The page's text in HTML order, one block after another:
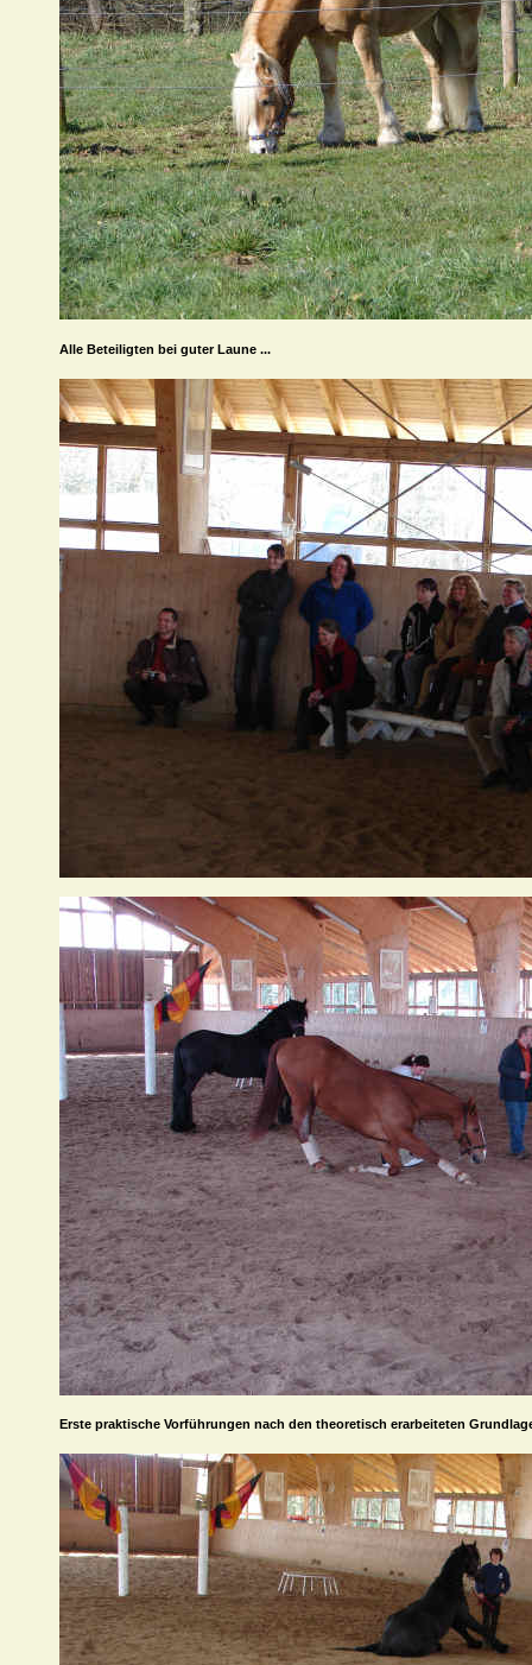
Alle Beteiligten bei guter Laune ...
Erste praktische Vorführungen nach den theoretisch erarbeiteten